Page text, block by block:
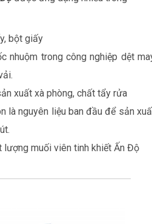
bột giấy
nhuộm trong công nghiệp dệt
xuất xà phòng, chất tẩy rửa
là nguyên liệu ban đầu để sản
lượng muối viên tinh khiết Ấn Độ